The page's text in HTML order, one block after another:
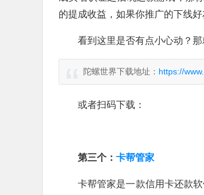
的提成收益，如果你推广的下线
看到这里是否有点小心动？
陀螺世界下载地址： https://
或者扫码下载：
第三个： 卡帮管家
卡帮管家是一款信用卡还款